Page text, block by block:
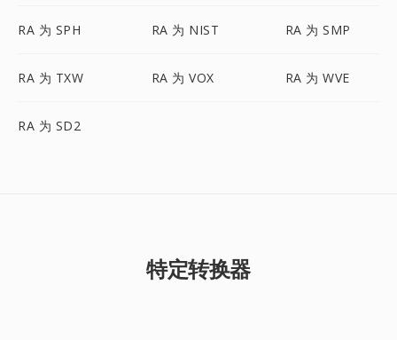
RA 为 SPH RA 为 NIST RA 为 SMP
RA 为 TXW RA 为 VOX RA 为 WVE
RA 为 SD2
特定转换器